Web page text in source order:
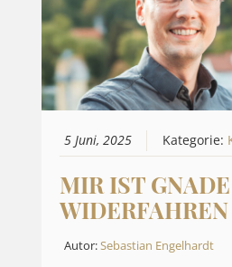
5 Juni, 2025 Kategorie:
MIR IST GNADE
WIDERFAHREN
Autor:Sebastian Engelhardt